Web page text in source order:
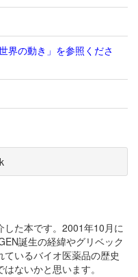
界の動き」を参照くださ
た本です。2001年10月に
誕生の経緯やグリベック
いるバイオ医薬品の歴史
ないかと思います。